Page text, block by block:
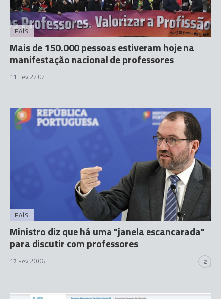
PAÍS
Mais de 150.000 pessoas estiveram hoje na
manifestação nacional de professores
11 Fev 22:02
PAÍS
Ministro diz que há uma "janela escancarada"
para discutir com professores
17 Fev 20:06 2